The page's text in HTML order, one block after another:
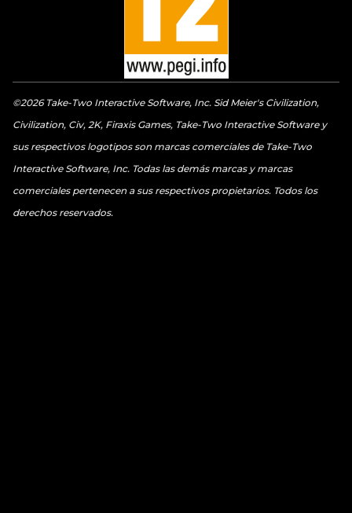
©2026 Take-Two Interactive Software, Inc. Sid Meier's Civilization,
Civilization, Civ, 2K, Firaxis Games, Take-Two Interactive Software y
sus respectivos logotipos son marcas comerciales de Take-Two
Interactive Software, Inc. Todas las demás marcas y marcas
comerciales pertenecen a sus respectivos propietarios. Todos los
derechos reservados.